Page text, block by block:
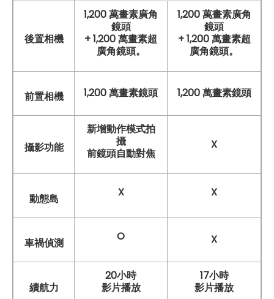
後置相機
1,200 萬畫素廣角
鏡頭
+ 1,200 萬畫素超
廣角鏡頭。
1,200 萬畫素廣角
鏡頭
+ 1,200 萬畫素超
廣角鏡頭。
前置相機 1,200 萬畫素鏡頭 1,200 萬畫素鏡頭
攝影功能
新增動作模式拍
攝
前鏡頭自動對焦
X
動態島 X X
車禍偵測 O X
續航力
20小時
影片播放
17小時
影片播放